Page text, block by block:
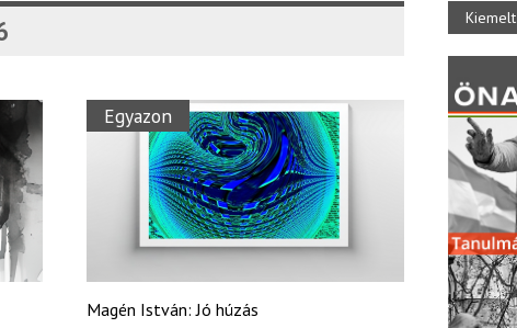
Egyazon
Magén István: Jó húzás
Kiemelt